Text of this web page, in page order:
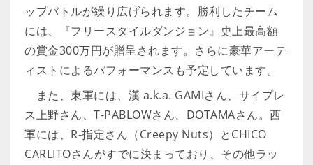
ップバトルが繰り広げられます。勝利したチーム
には、『フリースタイルダンジョン』史上最高額
の賞金300万円が贈呈されます。さらに豪華アーテ
ィストによるパフォーマンスも予定しています。
また、東軍には、漢 a.k.a. GAMIさん、サイプレ
ス上野さん、T-PABLOWさん、DOTAMAさん。西
軍には、R-指定さん（Creepy Nuts）とCHICO
CARLITOさんがすでに決まっており、その他ラッ